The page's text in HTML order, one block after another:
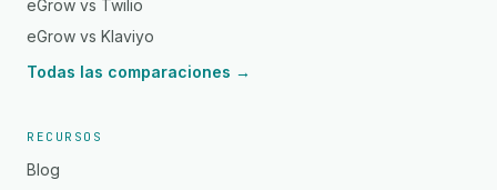
eGrow vs Twilio
eGrow vs Klaviyo
Todas las comparaciones →
RECURSOS
Blog